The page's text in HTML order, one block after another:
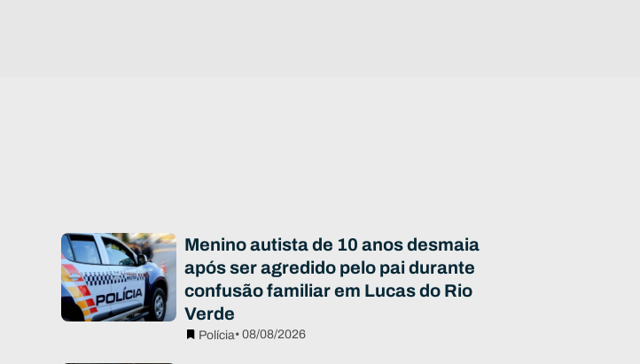
Menino autista de 10 anos desmaia
após ser agredido pelo pai durante
confusão familiar em Lucas do Rio
Verde
Polícia• 08/08/2026